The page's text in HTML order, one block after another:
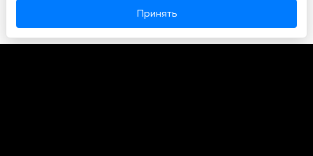
Принять